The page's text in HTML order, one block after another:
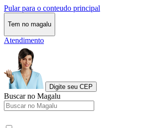
Pular para o conteudo principal
Tem no magalu
Atendimento
Digite seu CEP
Buscar no Magalu